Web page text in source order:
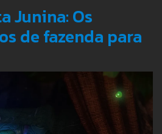
Junina: Os
de fazenda para